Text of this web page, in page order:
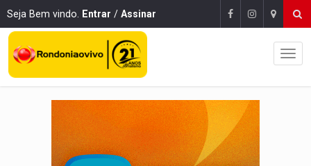
Seja Bem vindo. Entrar / Assinar